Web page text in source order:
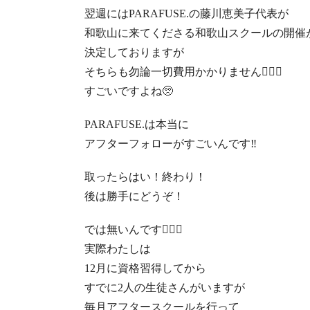
翌週にはPARAFUSE.の藤川恵美子代表が
和歌山に来てくださる和歌山スクールの開催
決定しておりますが
そちらも勿論一切費用かかりません🙅🏻‍♀️
すごいですよね🥺
PARAFUSE.は本当に
アフターフォローがすごいんです‼︎
取ったらはい！終わり！
後は勝手にどうぞ！
では無いんです🙅🏻‍♀️
実際わたしは
12月に資格習得してから
すでに2人の生徒さんがいますが
毎月アフタースクールを行って